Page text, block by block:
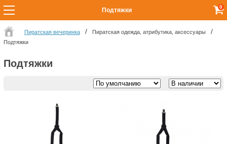
Пиратская вечеринка
Пиратская одежда, атрибутика, аксессуары
Подтяжки
Подтяжки
Подтяжки 0